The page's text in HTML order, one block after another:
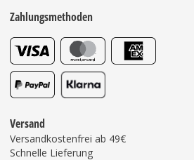
Zahlungsmethoden
Versand
Versandkostenfrei ab 49€
Schnelle Lieferung